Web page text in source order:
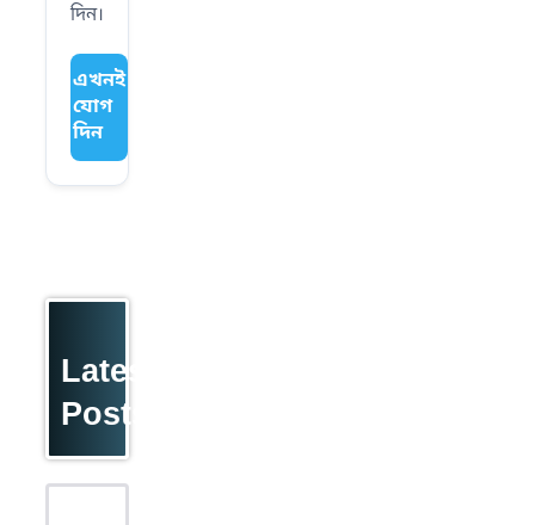
দিন।
এখনই
যোগ
দিন
Latest
Posts